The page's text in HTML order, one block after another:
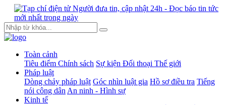
Toàn cảnh
Tiêu điểm Chính sách Sự kiện Đối thoại Thế giới
Pháp luật
Dòng chảy pháp luật Góc nhìn luật gia Hồ sơ điều tra Tiếng
nói công dân An ninh - Hình sự
Kinh tế